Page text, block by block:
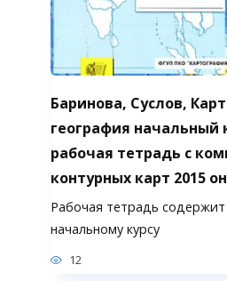
Баринова, Суслов,
география начальный
рабочая тетрадь с
контурных карт 2015
Рабочая тетрадь
начальному курсу
12